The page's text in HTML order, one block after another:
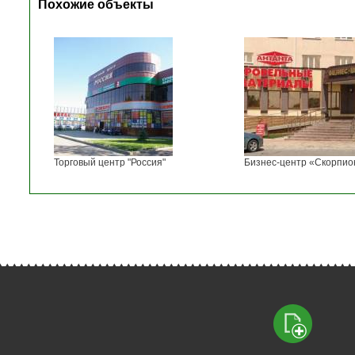
Похожие объекты
Торговый центр "Россия" Бизнес-центр